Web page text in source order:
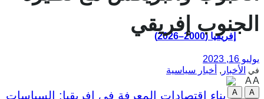
إفريقيا (2000–2026)
الجنوب إفريقي
يوليو 16, 2023
في الأخبار , أخبار سياسية
AA
A
A